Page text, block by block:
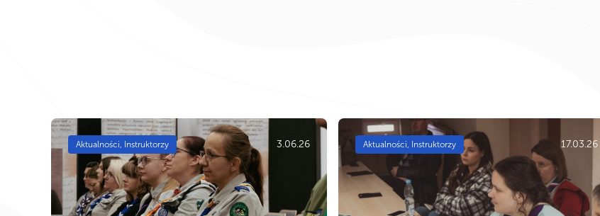
Aktualności, Instruktorzy 3.06.26 Aktualności, Instruktorzy 17.03.26